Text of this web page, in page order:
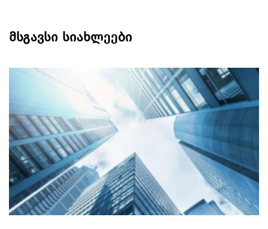
მსგავსი სიახლეები